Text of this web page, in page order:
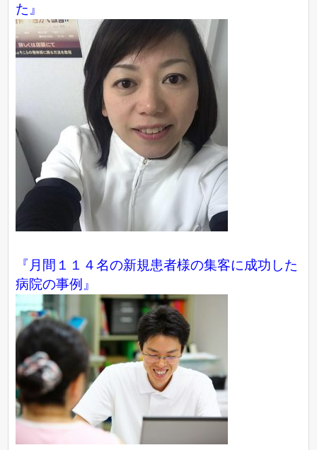
た』
『月間１１４名の新規患者様の集客に成功した
病院の事例』